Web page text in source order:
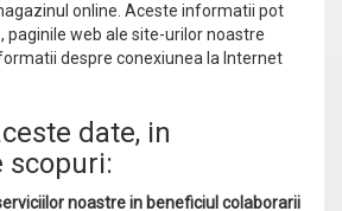
online. Aceste informatii pot
paginile web ale site-urilor noastre
despre conexiunea la Internet
date, in
scopuri:
noastre in beneficiul colaborarii